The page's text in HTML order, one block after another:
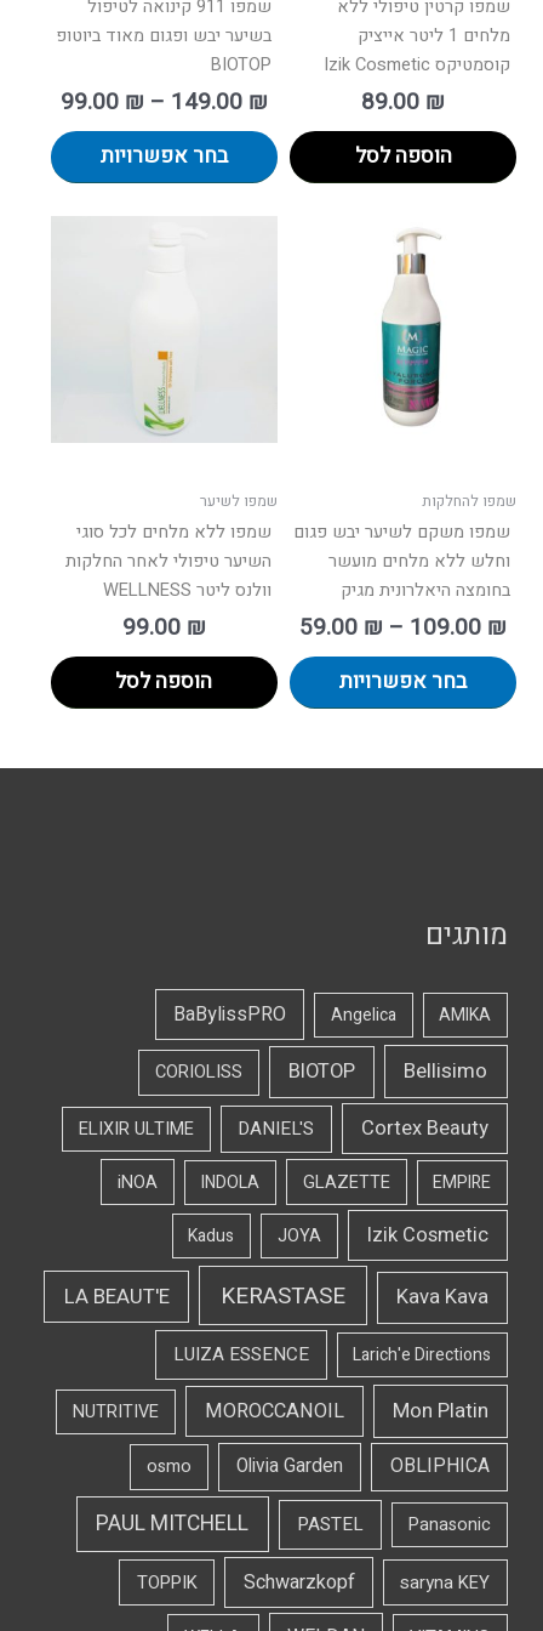
שמפו קרטין טיפולי ללא
מלחים 1 ליטר אייציק
קוסמטיקס Izik Cosmetic
89.00 ₪
הוספה לסל
שמפו 911 קינואה לטיפול
בשיער יבש ופגום מאוד ביוטופ
BIOTOP
99.00 ₪ – 149.00 ₪
בחר אפשרויות
שמפו להחלקות
שמפו משקם לשיער יבש פגום
וחלש ללא מלחים מועשר
בחומצה היאלרונית מגיק
59.00 ₪ – 109.00 ₪
בחר אפשרויות
שמפו לשיער
שמפו ללא מלחים לכל סוגי
השיער טיפולי לאחר החלקות
וולנס ליטר WELLNESS
99.00 ₪
הוספה לסל
מותגים
AMIKA
Angelica
BaBylissPRO
Bellisimo
BIOTOP
CORIOLISS
Cortex Beauty
DANIEL'S
ELIXIR ULTIME
EMPIRE
GLAZETTE
INDOLA
iNOA
Izik Cosmetic
JOYA
Kadus
Kava Kava
KERASTASE
LA BEAUT'E
Larich'e Directions
LUIZA ESSENCE
Mon Platin
MOROCCANOIL
NUTRITIVE
OBLIPHICA
Olivia Garden
osmo
Panasonic
PASTEL
PAUL MITCHELL
saryna KEY
Schwarzkopf
TOPPIK